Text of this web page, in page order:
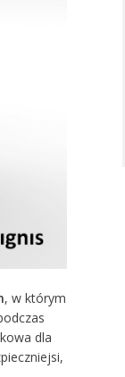
, w którym
dla